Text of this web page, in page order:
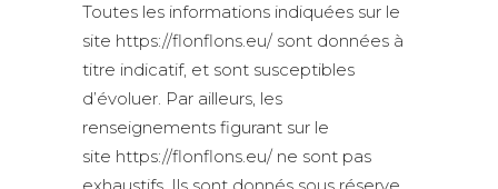
Toutes les informations indiquées sur le
site https://flonflons.eu/ sont données à
titre indicatif, et sont susceptibles
d’évoluer. Par ailleurs, les
renseignements figurant sur le
site https://flonflons.eu/ ne sont pas